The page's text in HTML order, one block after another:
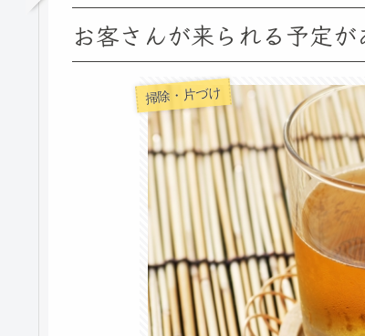
お客さんが来られる予定
掃除・片づけ